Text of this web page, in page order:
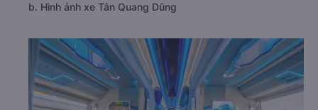
b. Hình ảnh xe Tân Quang Dũng